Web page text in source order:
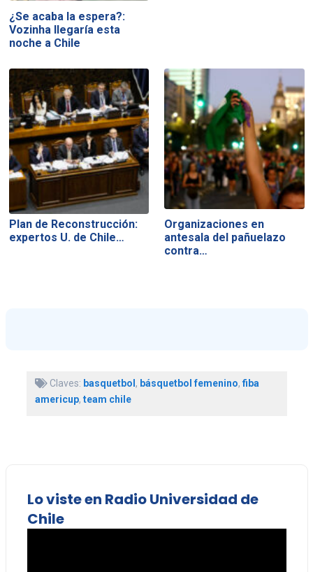
¿Se acaba la espera?:
Vozinha llegaría esta
noche a Chile
Plan de Reconstrucción:
expertos U. de Chile…
Organizaciones en
antesala del pañuelazo
contra…
Claves: basquetbol, básquetbol femenino, fiba
americup, team chile
Lo viste en Radio Universidad de
Chile